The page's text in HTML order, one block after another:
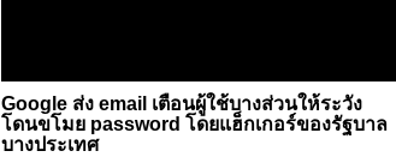
Google ส่ง email เตือนผู้ใช้บางส่วนให้ระวัง
โดนขโมย password โดยแฮ็กเกอร์ของรัฐบาล
บางประเทศ